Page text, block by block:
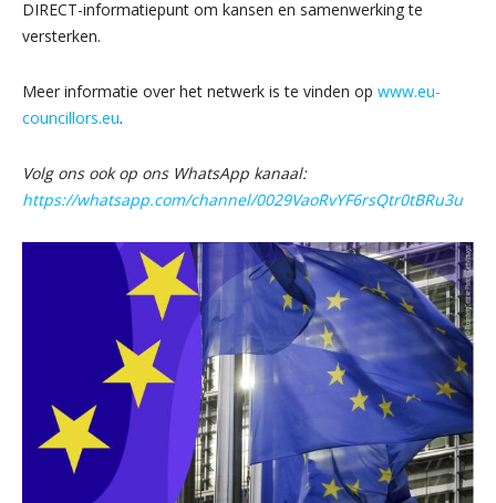
DIRECT-informatiepunt om kansen en samenwerking te
versterken.
Meer informatie over het netwerk is te vinden op www.eu-
councillors.eu.
Volg ons ook op ons WhatsApp kanaal:
https://whatsapp.com/channel/0029VaoRvYF6rsQtr0tBRu3u